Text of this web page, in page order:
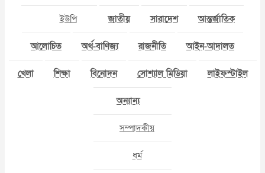
ইউপি জাতীয় সারাদেশ আন্তর্জাতিক
আলোচিত অর্থ-বাণিজ্য রাজনীতি আইন-আদালত
খেলা শিক্ষা বিনোদন সোশ্যাল মিডিয়া লাইফস্টাইল
অন্যান্য
সম্পাদকীয়
ধর্ম